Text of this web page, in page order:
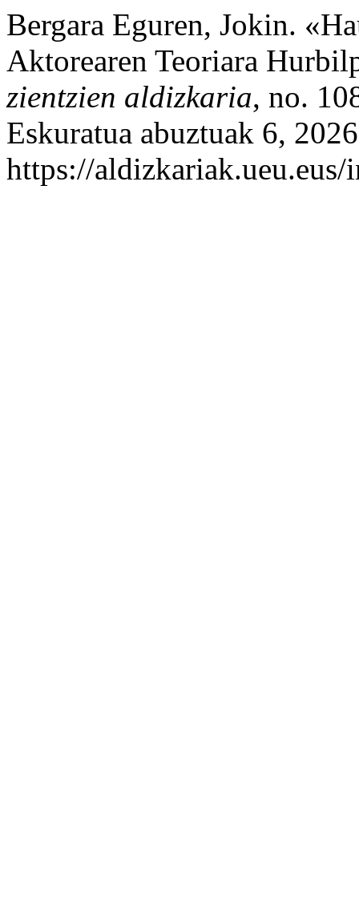
Bergara Eguren, Jokin.
Aktorearen Teoriara
zientzien aldizkaria, no.
Eskuratua abuztuak 6,
https://